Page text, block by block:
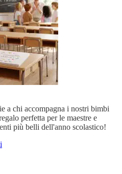
a chi accompagna i nostri bimbi
perfetta per le maestre e
più belli dell'anno scolastico!